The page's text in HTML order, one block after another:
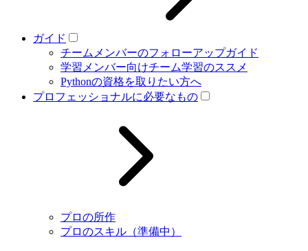
ガイド
チームメンバーのフォローアップガイド
学習メンバー向けチーム学習のススメ
Pythonの資格を取りたい方へ
プロフェッショナルに必要なもの
プロの所作
プロのスキル（準備中）